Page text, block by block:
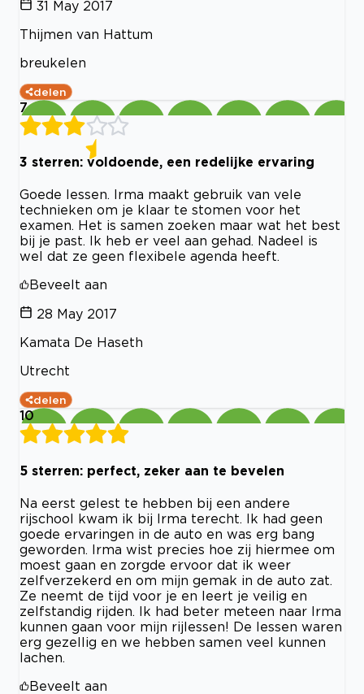
31 May 2017
Thijmen van Hattum
breukelen
delen
7
3 sterren: voldoende, een redelijke ervaring
Goede lessen. Irma maakt gebruik van vele
technieken om je klaar te stomen voor het
examen. Het is samen zoeken maar wat het best
bij je past. Ik heb er veel aan gehad. Nadeel is
wel dat ze geen flexibele agenda heeft.
Beveelt aan
28 May 2017
Kamata De Haseth
Utrecht
delen
10
5 sterren: perfect, zeker aan te bevelen
Na eerst gelest te hebben bij een andere
rijschool kwam ik bij Irma terecht. Ik had geen
goede ervaringen in de auto en was erg bang
geworden. Irma wist precies hoe zij hiermee om
moest gaan en zorgde ervoor dat ik weer
zelfverzekerd en om mijn gemak in de auto zat.
Ze neemt de tijd voor je en leert je veilig en
zelfstandig rijden. Ik had beter meteen naar Irma
kunnen gaan voor mijn rijlessen! De lessen waren
erg gezellig en we hebben samen veel kunnen
lachen.
Beveelt aan